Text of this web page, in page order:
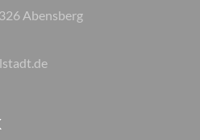
Abensberg